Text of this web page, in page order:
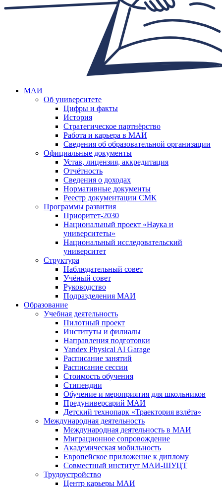
МАИ
Об университете
Цифры и факты
История
Стратегическое партнёрство
Работа и карьера в МАИ
Сведения об образовательной организации
Официальные документы
Устав, лицензия, аккредитация
Отчётность
Сведения о доходах
Нормативные документы
Реестр документации СМК
Программы развития
Приоритет-2030
Национальный проект «Наука и
университеты»
Национальный исследовательский
университет
Структура
Наблюдательный совет
Учёный совет
Руководство
Подразделения МАИ
Образование
Учебная деятельность
Пилотный проект
Институты и филиалы
Направления подготовки
Yandex Physical AI Garage
Расписание занятий
Расписание сессии
Стоимость обучения
Стипендии
Обучение и мероприятия для школьников
Предуниверсарий МАИ
Детский технопарк «Траектория взлёта»
Международная деятельность
Международная деятельность в МАИ
Миграционное сопровождение
Академическая мобильность
Европейское приложение к диплому
Совместный институт МАИ-ШУЦТ
Трудоустройство
Центр карьеры МАИ